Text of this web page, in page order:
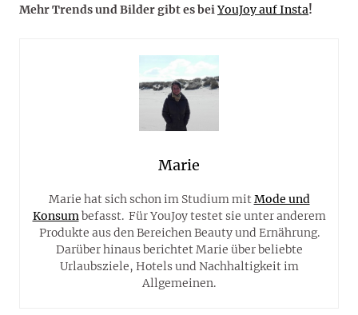
Mehr Trends und Bilder gibt es beiYouJoy auf Insta!
Marie
Marie hat sich schon im Studium mitMode und
Konsumbefasst. Für YouJoy testet sie unter anderem
Produkte aus den Bereichen Beauty und Ernährung.
Darüber hinaus berichtet Marie über beliebte
Urlaubsziele, Hotels und Nachhaltigkeit im
Allgemeinen.